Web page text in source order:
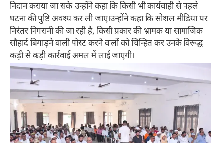
निदान कराया जा सके।उन्होंने कहा कि किसी भी कार्यवाही से पहले
घटना की पुष्टि अवश्य कर ली जाए।उन्होंने कहा कि सोशल मीडिया पर
निरंतर निगरानी की जा रही है, किसी प्रकार की भ्रामक या सामाजिक
सौहार्द बिगाड़ने वाली पोस्ट करने वालों को चिन्हित कर उनके विरूद्ध
कड़ी से कड़ी कार्रवाई अमल में लाई जाएगी।